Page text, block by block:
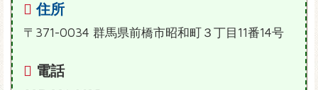
住所
〒371-0034 群馬県前橋市昭和町３丁目11番14号
電話